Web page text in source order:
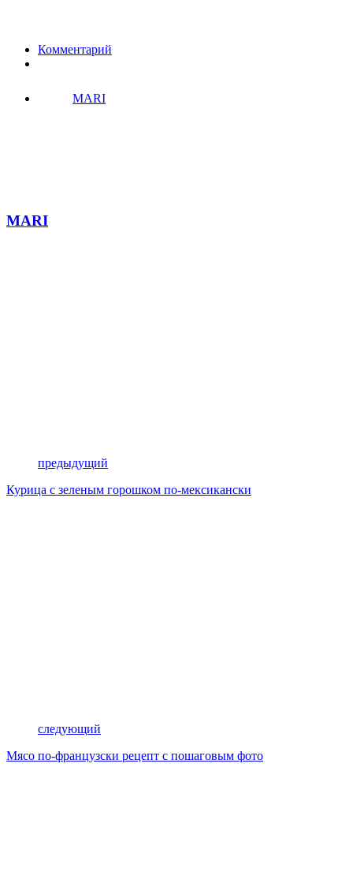
Комментарий
MARI
MARI
предыдущий
Курица с зеленым горошком по-мексикански
следующий
Мясо по-французски рецепт с пошаговым фото